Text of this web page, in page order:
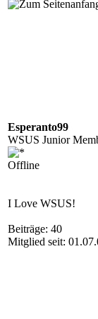
Esperanto99
WSUS Junior
Offline
I Love WSUS!
Beiträge: 40
Mitglied seit: